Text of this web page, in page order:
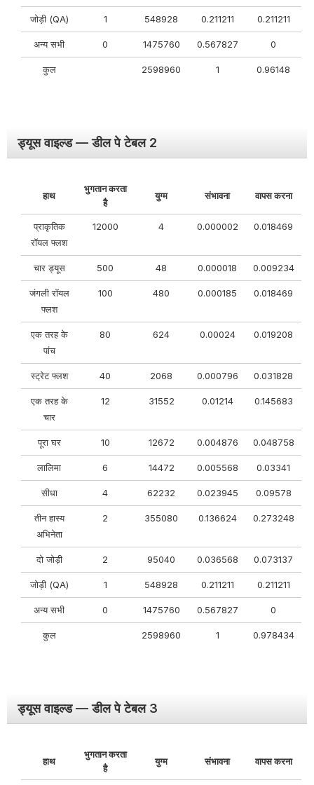
जोड़ी (QA) 1 548928 0.211211 0.211211
अन्य सभी 0 1475760 0.567827 0
कुल 2598960 1 0.96148
ड्यूस वाइल्ड — डील पे टेबल 2
हाथ
भुगतान करता
है
युग्म संभावना वापस करना
प्राकृतिक
रॉयल फ्लश
12000 4 0.000002 0.018469
चार ड्यूस 500 48 0.000018 0.009234
जंगली रॉयल
फ्लश
100 480 0.000185 0.018469
एक तरह के
पांच
80 624 0.00024 0.019208
स्ट्रेट फ्लश 40 2068 0.000796 0.031828
एक तरह के
चार
12 31552 0.01214 0.145683
पूरा घर 10 12672 0.004876 0.048758
लालिमा 6 14472 0.005568 0.03341
सीधा 4 62232 0.023945 0.09578
तीन हास्य
अभिनेता
2 355080 0.136624 0.273248
दो जोड़ी 2 95040 0.036568 0.073137
जोड़ी (QA) 1 548928 0.211211 0.211211
अन्य सभी 0 1475760 0.567827 0
कुल 2598960 1 0.978434
ड्यूस वाइल्ड — डील पे टेबल 3
हाथ
भुगतान करता
है
युग्म संभावना वापस करना